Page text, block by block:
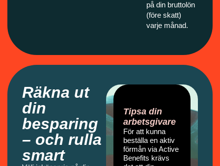
på din bruttolön
(före skatt)
varje månad.
Räkna ut
din
besparing
– och rulla
smart
Tipsa din
arbetsgivare
För att kunna
beställa en aktiv
förmån via Active
Benefits krävs